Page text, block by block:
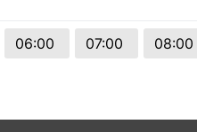
06:00 07:00 08:00